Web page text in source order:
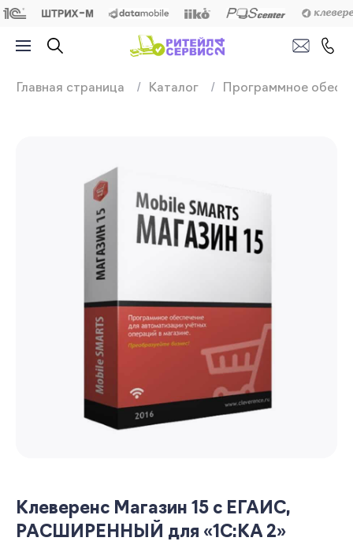
Продажа,
Главная страница Каталог Программное
Клеверенс Магазин 15 с ЕГАИС,
РАСШИРЕННЫЙ для «1С:КА 2»